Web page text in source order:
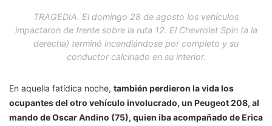
TRAGEDIA. El domingo 28 de agosto los vehículos
impactaron de frente sobre la ruta 12. El Chevrolet Spin (a la
derecha) terminó incendiándose por completo y su
conductor calcinado en su interior.
En aquella fatídica noche, también perdieron la vida los
ocupantes del otro vehículo involucrado, un Peugeot 208, al
mando de Oscar Andino (75), quien iba acompañado de Erica